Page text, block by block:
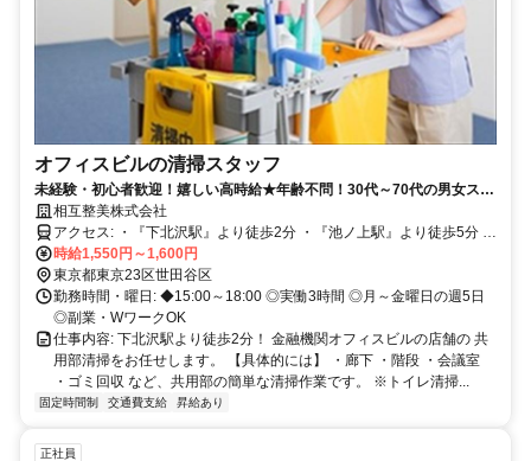
オフィスビルの清掃スタッフ
未経験・初心者歓迎！嬉しい高時給★年齢不問！30代～70代の男女スタ
ッフ活躍中◎嬉しい高時給×平日の短時間WORK！副業・Wワークに最
適◎
相互整美株式会社
アクセス: ・『下北沢駅』より徒歩2分 ・『池ノ上駅』より徒歩5分 ※
自転車通勤OK
時給1,550円～1,600円
東京都東京23区世田谷区
勤務時間・曜日: ◆15:00～18:00 ◎実働3時間 ◎月～金曜日の週5日
◎副業・WワークOK
仕事内容: 下北沢駅より徒歩2分！ 金融機関オフィスビルの店舗の 共
用部清掃をお任せします。 【具体的には】 ・廊下 ・階段 ・会議室
・ゴミ回収 など、共用部の簡単な清掃作業です。 ※トイレ清掃...
固定時間制 交通費支給 昇給あり
正社員